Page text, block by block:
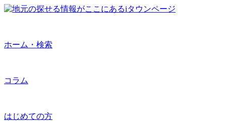
ホーム・検索
コラム
はじめての方